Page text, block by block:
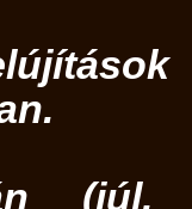
(júl.